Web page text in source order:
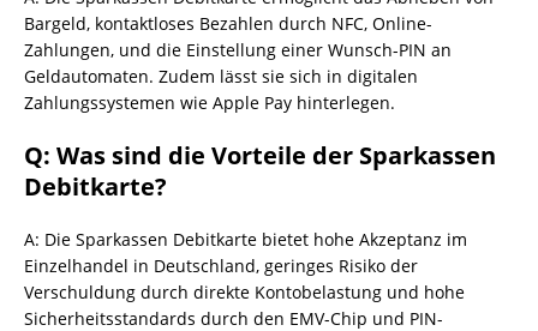
Bargeld, kontaktloses Bezahlen durch NFC, Online-
Zahlungen, und die Einstellung einer Wunsch-PIN an
Geldautomaten. Zudem lässt sie sich in digitalen
Zahlungssystemen wie Apple Pay hinterlegen.
Q: Was sind die Vorteile der Sparkassen
Debitkarte?
A: Die Sparkassen Debitkarte bietet hohe Akzeptanz im
Einzelhandel in Deutschland, geringes Risiko der
Verschuldung durch direkte Kontobelastung und hohe
Sicherheitsstandards durch den EMV-Chip und PIN-